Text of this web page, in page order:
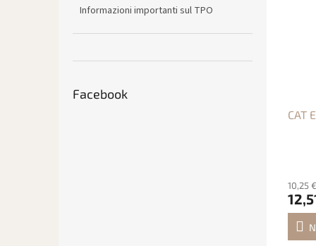
Informazioni importanti sul TPO
Facebook
CAT
10,25